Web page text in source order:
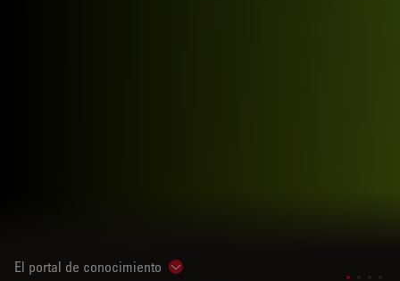
El portal de conocimiento Show subnavigation